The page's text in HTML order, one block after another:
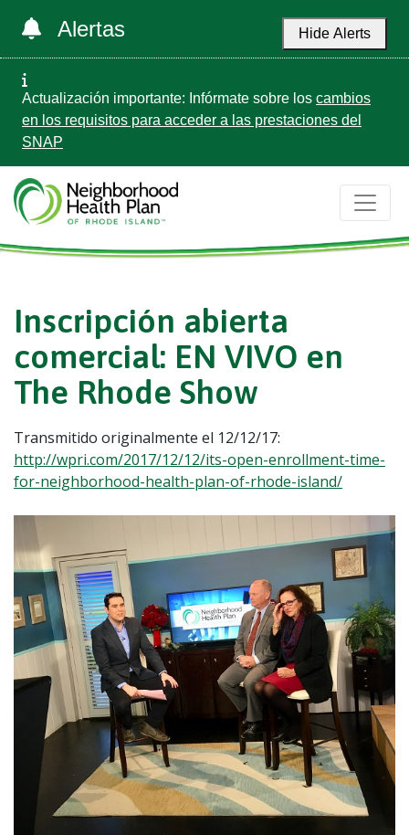
Alertas Hide Alerts
Actualización importante: Infórmate sobre los cambios
en los requisitos para acceder a las prestaciones del
SNAP
Inscripción abierta
comercial: EN VIVO en
The Rhode Show
Transmitido originalmente el 12/12/17:
http://wpri.com/2017/12/12/its-open-enrollment-time-
for-neighborhood-health-plan-of-rhode-island/